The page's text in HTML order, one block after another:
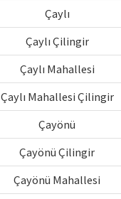
Çaylı
Çaylı Çilingir
Çaylı Mahallesi
Çaylı Mahallesi Çilingir
Çayönü
Çayönü Çilingir
Çayönü Mahallesi